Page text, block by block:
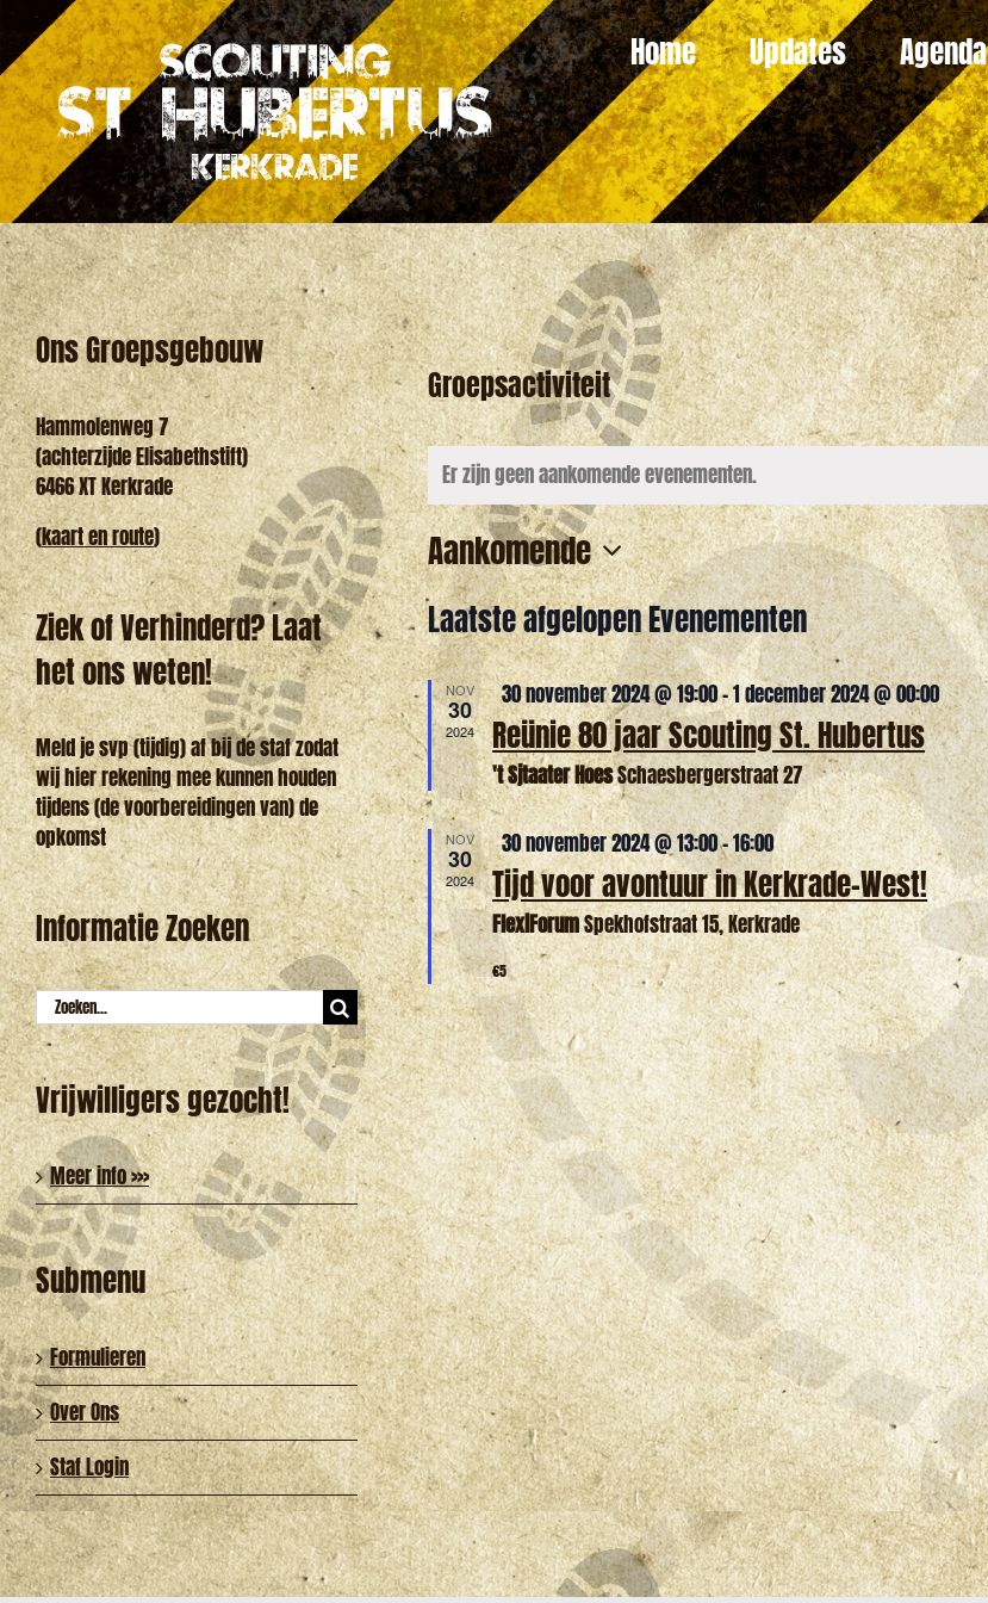
naar
inhoud
Home Updates Agenda
Groepsactiviteit
Er zijn geen aankomende evenementen.
Aankomende
Selecteer
een
datum.
Laatste afgelopen Evenementen
NOV
30
2024
Uitgelicht
30 november 2024 @ 19:00-1 december 2024 @ 00:00
Reünie 80 jaar Scouting St. Hubertus
't Sjtaater HoesSchaesbergerstraat 27
NOV
30
2024
Uitgelicht
30 november 2024 @ 13:00-16:00
Tijd voor avontuur in Kerkrade-West!
FlexiForumSpekhofstraat 15, Kerkrade
€5
Ons Groepsgebouw
Hammolenweg 7
(achterzijde Elisabethstift)
6466 XT Kerkrade
(kaart en route)
Ziek of Verhinderd? Laat
het ons weten!
Meld je svp (tijdig) af bij de staf zodat
wij hier rekening mee kunnen houden
tijdens (de voorbereidingen van) de
opkomst
Informatie Zoeken
Zoeken
naar:
Vrijwilligers gezocht!
Meer info >>>
Submenu
Formulieren
Over Ons
Staf Login